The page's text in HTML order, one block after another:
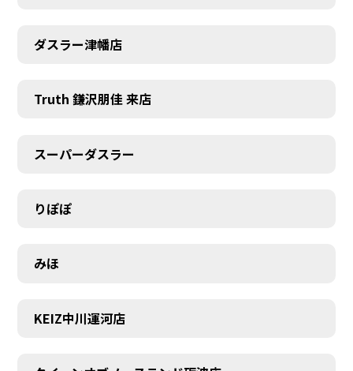
ダスラー津幡店
Truth 鎌沢朋佳 来店
スーパーダスラー
りぽぽ
みほ
KEIZ中川運河店